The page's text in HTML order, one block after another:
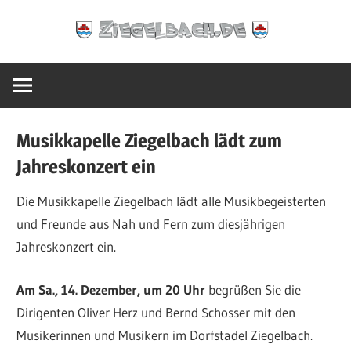
Ziegelbach.de
Musikkapelle Ziegelbach lädt zum
Jahreskonzert ein
Die Musikkapelle Ziegelbach lädt alle Musikbegeisterten
und Freunde aus Nah und Fern zum diesjährigen
Jahreskonzert ein.
Am Sa., 14. Dezember, um 20 Uhr begrüßen Sie die
Dirigenten Oliver Herz und Bernd Schosser mit den
Musikerinnen und Musikern im Dorfstadel Ziegelbach.